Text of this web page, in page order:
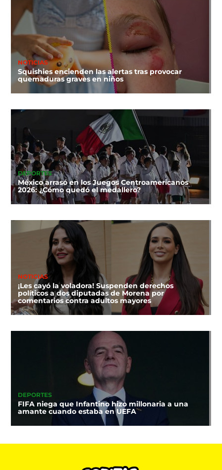
NOTICIAS
Squishies encienden las alertas tras provocar
quemaduras graves en niños
DEPORTES
México arrasó en los Juegos Centroamericanos
2026: ¿Cómo quedó el medallero?
NOTICIAS
¡Les cayó la voladora! Suspenden derechos
políticos a dos diputadas de Morena por
comentarios contra adultos mayores
DEPORTES
FIFA niega que Infantino hizo millonaria a una
amante cuando estaba en UEFA